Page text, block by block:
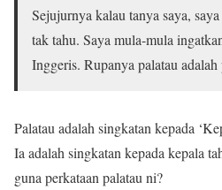
Sejujurnya kalau tanya saya,
tak tahu. Saya mula-mula
Inggeris. Rupanya palatau
Palatau adalah singkatan kepada
Ia adalah singkatan kepada kepala
guna perkataan palatau ni?